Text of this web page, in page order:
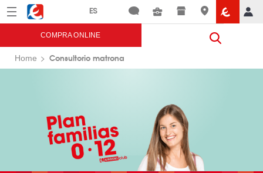
Menú Eroski
COMPRA ONLINE
Home Consultorio matrona